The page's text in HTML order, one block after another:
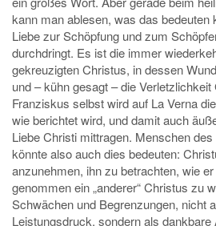
kann man ablesen, was das bedeuten
Liebe zur Schöpfung und zum
durchdringt. Es ist die immer
gekreuzigten Christus, in dessen
und – kühn gesagt – die
Franziskus selbst wird auf La Verna
wie berichtet wird, und damit auch
Liebe Christi mittragen. Menschen
könnte also auch dies bedeuten:
anzunehmen, ihn zu betrachten, wie
genommen ein „anderer“ Christus zu
Schwächen und Begrenzungen, nicht
Leistungsdruck, sondern als